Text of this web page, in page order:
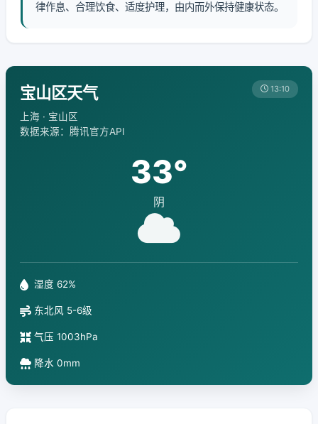
律作息、合理饮食、适度护理，由内而外保持健康状态。
宝山区天气
上海 · 宝山区
数据来源：腾讯官方API
13:10
33°
阴
湿度 62%
东北风 5-6级
气压 1003hPa
降水 0mm